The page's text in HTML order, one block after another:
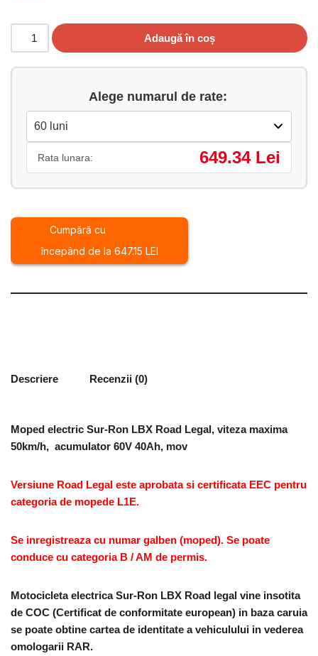
Adaugă în coș
Alege numarul de rate:
Rata lunara: 649.34 Lei
Cumpără cu
începând de la 647.15 LEI
Descriere Recenzii (0)
Moped electric Sur-Ron LBX Road Legal, viteza maxima
50km/h, acumulator 60V 40Ah, mov
Versiune Road Legal este aprobata si certificata EEC pentru
categoria de mopede L1E.
Se inregistreaza cu numar galben (moped). Se poate
conduce cu categoria B / AM de permis.
Motocicleta electrica Sur-Ron LBX Road legal vine insotita
de COC (Certificat de conformitate european) in baza caruia
se poate obtine cartea de identitate a vehiculului in vederea
omologarii RAR.